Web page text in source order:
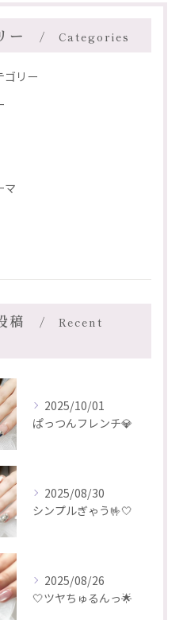
ー Categories
ゴリー
マ
稿
Recent
2025/10/01
ぱっつんフレンチ💎
2025/08/30
シンプルぎゃう🤟🤍
2025/08/26
🤍ツヤちゅるんっ🌟